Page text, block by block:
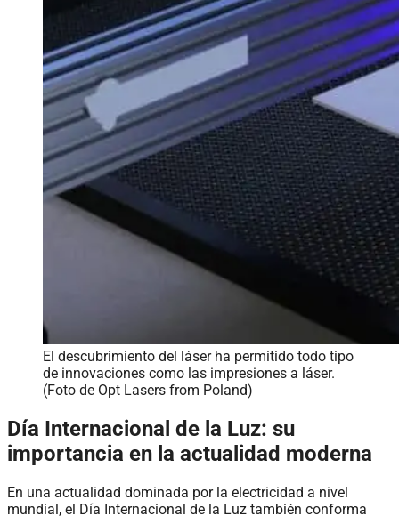
El descubrimiento del láser ha permitido todo tipo
de innovaciones como las impresiones a láser.
(Foto de Opt Lasers from Poland)
Día Internacional de la Luz: su
importancia en la actualidad moderna
En una actualidad dominada por la electricidad a nivel
mundial, el Día Internacional de la Luz también conforma